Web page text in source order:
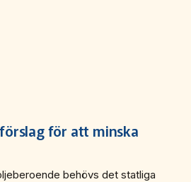
för att minska
behövs det statliga